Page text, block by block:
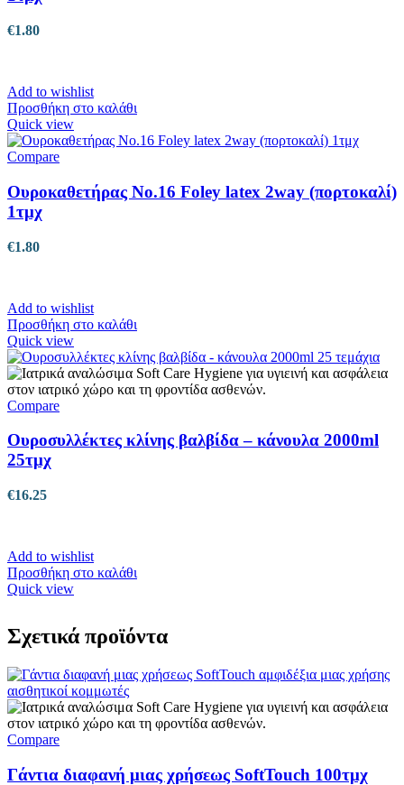
€1.80
Add to wishlist
Προσθήκη στο καλάθι
Quick view
Compare
Ουροκαθετήρας No.16 Foley latex 2way (πορτοκαλί)
1τμχ
€1.80
Add to wishlist
Προσθήκη στο καλάθι
Quick view
Compare
Ουροσυλλέκτες κλίνης βαλβίδα – κάνουλα 2000ml
25τμχ
€16.25
Add to wishlist
Προσθήκη στο καλάθι
Quick view
Σχετικά προϊόντα
Compare
Γάντια διαφανή μιας χρήσεως SoftTouch 100τμχ